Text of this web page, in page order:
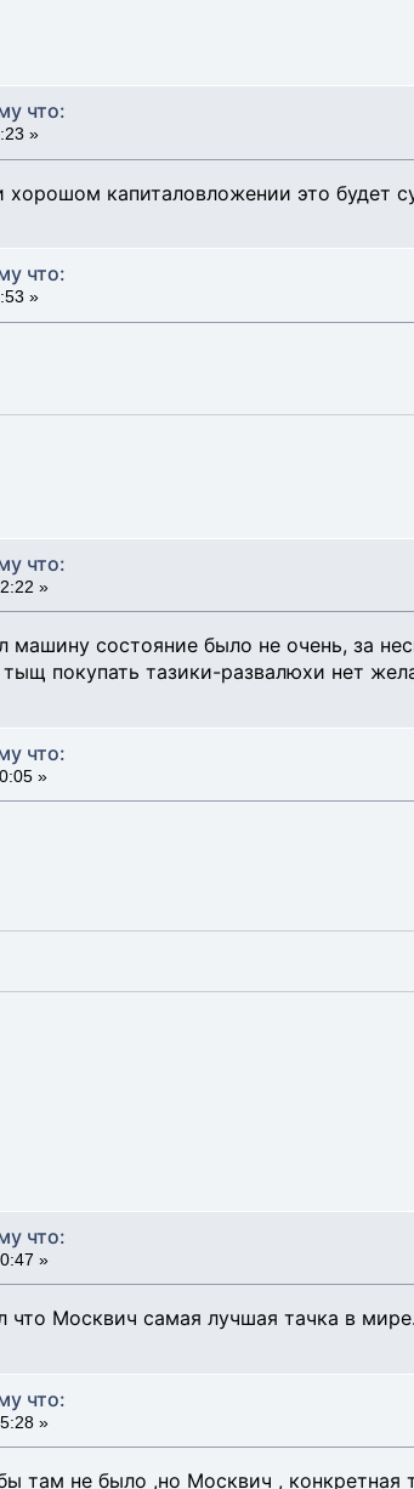
что:
»
хорошом капиталовложении это будет
что:
»
что:
»
машину состояние было не очень, за
покупать тазики-развалюхи нет
что:
»
что:
»
что Москвич самая лучшая тачка в мире.
что:
»
там не было ,но Москвич , конкретная